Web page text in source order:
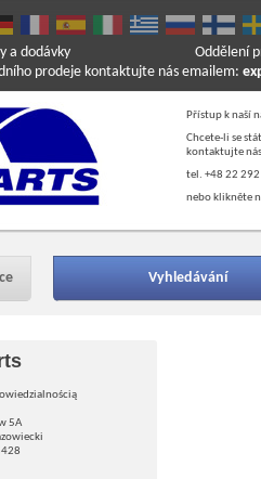
a dodávky
prodeje kontaktujte nás emailem:
Oddělení
Přístup k naší
Chcete-li se
kontaktujte
tel. +48 22
nebo klikněte
Vyhledávání
5A